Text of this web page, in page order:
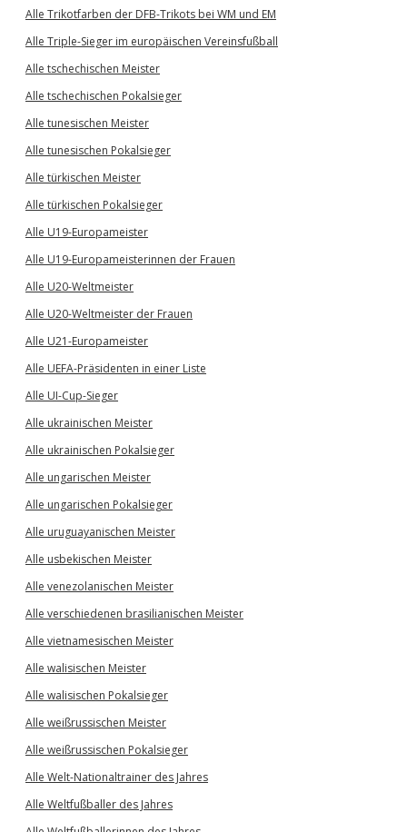
Alle Trikotfarben der DFB-Trikots bei WM und EM
Alle Triple-Sieger im europäischen Vereinsfußball
Alle tschechischen Meister
Alle tschechischen Pokalsieger
Alle tunesischen Meister
Alle tunesischen Pokalsieger
Alle türkischen Meister
Alle türkischen Pokalsieger
Alle U19-Europameister
Alle U19-Europameisterinnen der Frauen
Alle U20-Weltmeister
Alle U20-Weltmeister der Frauen
Alle U21-Europameister
Alle UEFA-Präsidenten in einer Liste
Alle UI-Cup-Sieger
Alle ukrainischen Meister
Alle ukrainischen Pokalsieger
Alle ungarischen Meister
Alle ungarischen Pokalsieger
Alle uruguayanischen Meister
Alle usbekischen Meister
Alle venezolanischen Meister
Alle verschiedenen brasilianischen Meister
Alle vietnamesischen Meister
Alle walisischen Meister
Alle walisischen Pokalsieger
Alle weißrussischen Meister
Alle weißrussischen Pokalsieger
Alle Welt-Nationaltrainer des Jahres
Alle Weltfußballer des Jahres